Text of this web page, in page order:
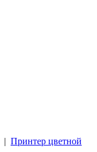
| Принтер цветной